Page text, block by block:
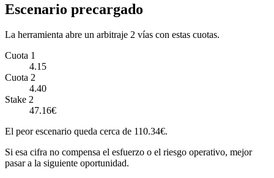
Escenario precargado
La herramienta abre un arbitraje 2 vías con estas cuotas.
Cuota 1
4.15
Cuota 2
4.40
Stake 2
47.16€
El peor escenario queda cerca de 110.34€.
Si esa cifra no compensa el esfuerzo o el riesgo operativo, mejor
pasar a la siguiente oportunidad.